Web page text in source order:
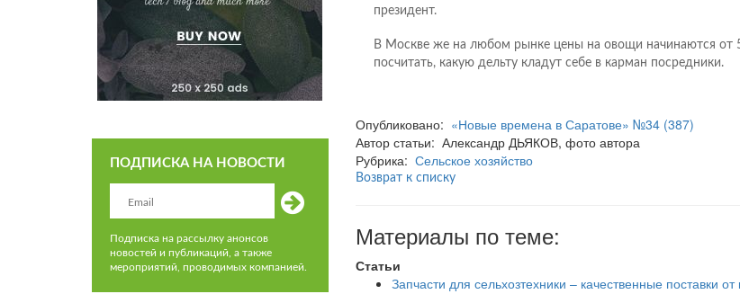
ПОДПИСКА НА НОВОСТИ
Подписка на рассылку анонсов
новостей и публикаций, а также
мероприятий, проводимых компанией.
президент.
В Москве же на любом рынке цены на овощи начинаются от
посчитать, какую дельту кладут себе в карман посредники.
Опубликовано: «Новые времена в Саратове» №34 (387)
Автор статьи: Александр ДЬЯКОВ, фото автора
Рубрика: Сельское хозяйство
Возврат к списку
Материалы по теме:
Статьи
Запчасти для сельхозтехники – качественные поставки